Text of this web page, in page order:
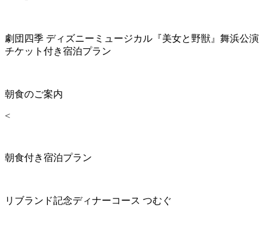
劇団四季 ディズニーミュージカル『美女と野獣』舞浜公演
チケット付き宿泊プラン
朝食のご案内
<
朝食付き宿泊プラン
リブランド記念ディナーコース つむぐ